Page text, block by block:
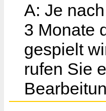
A: Je
3 Monate
gespielt
rufen Sie